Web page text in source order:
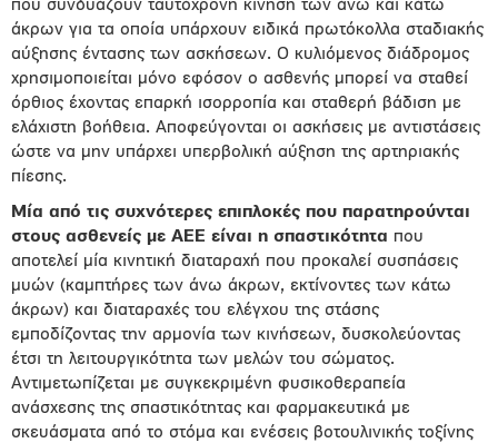
που συνδυάζουν ταυτόχρονη κίνηση των άνω και κάτω
άκρων για τα οποία υπάρχουν ειδικά πρωτόκολλα σταδιακής
αύξησης έντασης των ασκήσεων. Ο κυλιόμενος διάδρομος
χρησιμοποιείται μόνο εφόσον ο ασθενής μπορεί να σταθεί
όρθιος έχοντας επαρκή ισορροπία και σταθερή βάδιση με
ελάχιστη βοήθεια. Αποφεύγονται οι ασκήσεις με αντιστάσεις
ώστε να μην υπάρχει υπερβολική αύξηση της αρτηριακής
πίεσης.
Μία από τις συχνότερες επιπλοκές που παρατηρούνται
στους ασθενείς με ΑΕΕ είναι η σπαστικότητα που
αποτελεί µία κινητική διαταραχή που προκαλεί συσπάσεις
μυών (καμπτήρες των άνω άκρων, εκτίνοντες των κάτω
άκρων) και διαταραχές του ελέγχου της στάσης
εμποδίζοντας την αρμονία των κινήσεων, δυσκολεύοντας
έτσι τη λειτουργικότητα των μελών του σώματος.
Αντιμετωπίζεται με συγκεκριμένη φυσικοθεραπεία
ανάσχεσης της σπαστικότητας και φαρμακευτικά με
σκευάσματα από το στόμα και ενέσεις βοτουλινικής τοξίνης